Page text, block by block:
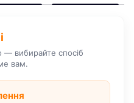
— вибирайте спосіб
вам.